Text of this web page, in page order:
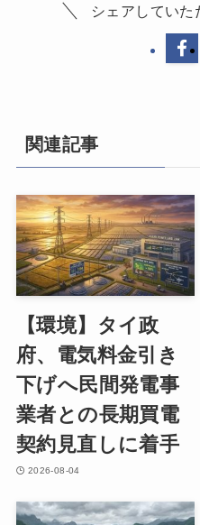
シェアしていた
関連記事
【環境】タイ政
府、電気料金引き
下げへ民間発電事
業者との長期買電
契約見直しに着手
2026-08-04